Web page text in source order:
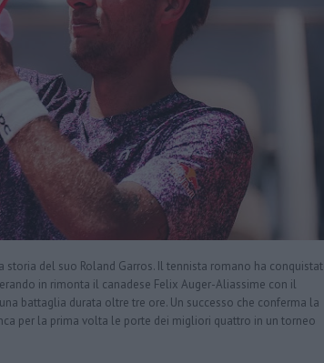
storia del suo Roland Garros. Il tennista romano ha
in rimonta il canadese Felix Auger-Aliassime con il
battaglia durata oltre tre ore. Un successo che conferma la
per la prima volta le porte dei migliori quattro in un torneo